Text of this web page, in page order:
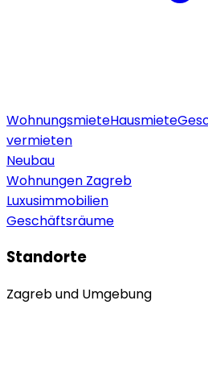
WohnungsmieteHausmiete
vermieten
Neubau
Wohnungen Zagreb
Luxusimmobilien
Geschäftsräume
Standorte
Zagreb und Umgebung